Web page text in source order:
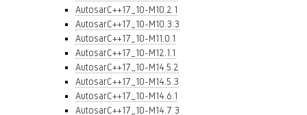
AutosarC++17_10-M10.2.1
AutosarC++17_10-M10.3.3
AutosarC++17_10-M11.0.1
AutosarC++17_10-M12.1.1
AutosarC++17_10-M14.5.2
AutosarC++17_10-M14.5.3
AutosarC++17_10-M14.6.1
AutosarC++17_10-M14.7.3